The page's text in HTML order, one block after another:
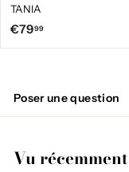
TANIA
€7999€
7
9
9
Poser une question
Vu récemment